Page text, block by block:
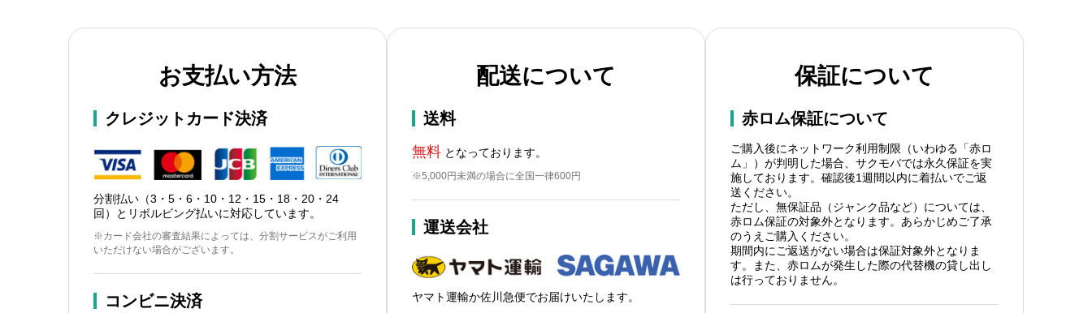
お支払い方法
クレジットカード決済
分割払い（3・5・6・10・12・15・18・20・24
回）とリボルビング払いに対応しています。
※カード会社の審査結果によっては、分割サービスがご利用
いただけない場合がございます。
コンビニ決済
配送について
送料
無料となっております。
※5,000円未満の場合に全国一律600円
運送会社
ヤマト運輸か佐川急便でお届けいたします。
保証について
赤ロム保証について
ご購入後にネットワーク利用制限（いわゆる「赤ロ
ム」）が判明した場合、サクモバでは永久保証を実
施しております。確認後1週間以内に着払いでご返
送ください。
ただし、無保証品（ジャンク品など）については、
赤ロム保証の対象外となります。あらかじめご了承
のうえご購入ください。
期間内にご返送がない場合は保証対象外となりま
す。また、赤ロムが発生した際の代替機の貸し出し
は行っておりません。